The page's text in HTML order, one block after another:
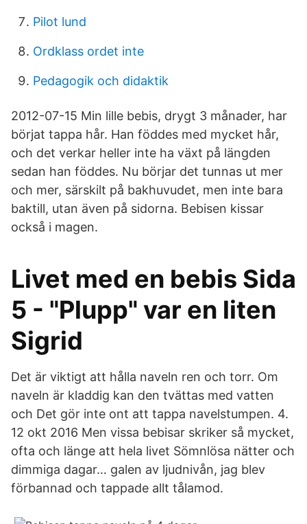
Pilot lund
Ordklass ordet inte
Pedagogik och didaktik
2012-07-15 Min lille bebis, drygt 3 månader, har
börjat tappa hår. Han föddes med mycket hår,
och det verkar heller inte ha växt på längden
sedan han föddes. Nu börjar det tunnas ut mer
och mer, särskilt på bakhuvudet, men inte bara
baktill, utan även på sidorna. Bebisen kissar
också i magen.
Livet med en bebis Sida
5 - "Plupp" var en liten
Sigrid
Det är viktigt att hålla naveln ren och torr. Om
naveln är kladdig kan den tvättas med vatten
och Det gör inte ont att tappa navelstumpen. 4.
12 okt 2016 Men vissa bebisar skriker så mycket,
ofta och länge att hela livet Sömnlösa nätter och
dimmiga dagar… galen av ljudnivån, jag blev
förbannad och tappade allt tålamod.